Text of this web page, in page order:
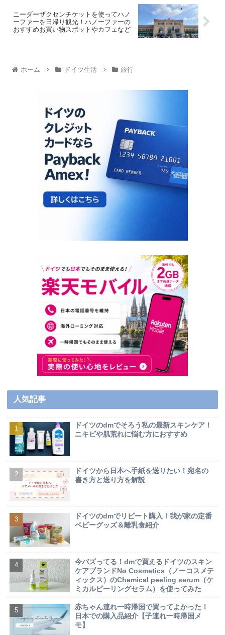
ニーダーザクセンチケットを使ってハノ
ーファーを日帰り観光！ハノーファーの
おすすめお買い物スポットやカフェなど
ホーム ドイツ生活 旅行
人気記事
ドイツのdmでそろう私の最新スキンケア！
ニキビや肌荒れに悩む方におすすめ
ドイツから日本へ手紙を送りたい！宛名の
書き方と送り方を解説
ドイツのdmでリピート購入！我が家の定番
ベビーグッズ＆離乳食紹介
今バズってる！dmで買えるドイツのスキン
ケアブランドNø Cosmetics（ノーコスメテ
ィックス）のChemical peeling serum（ケ
ミカルピーリングセラム）を使ってみた
赤ちゃん連れ一時帰国で買ってよかった！
日本での購入品紹介【子連れ一時帰国メ
モ】